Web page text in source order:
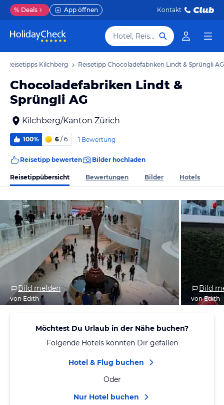
% Deals App öffnen Kontakt
Hotel, Reiseziel
Reisetipps Kilchberg Reisetipp Chocoladefabriken Lindt & Sprüngli AG
Chocoladefabriken Lindt &
Sprüngli AG
Kilchberg/Kanton Zürich
100% 6 / 6 1 Bewertung
Reisetipp bewerten Bilder hochladen
Reisetippübersicht Bewertungen Bilder Hotels
Bild melden
von Edith
Bild
von Edith
Möchtest Du Urlaub in der Nähe buchen?
Folgende Hotels könnten Dir gefallen
Hotel & Flug buchen
Oder
Nur Hotel buchen